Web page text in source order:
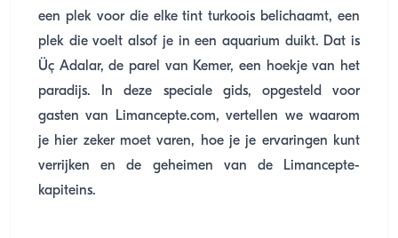
een plek voor die elke tint turkoois belichaamt, een
plek die voelt alsof je in een aquarium duikt. Dat is
Üç Adalar, de parel van Kemer, een hoekje van het
paradijs. In deze speciale gids, opgesteld voor
gasten van Limancepte.com, vertellen we waarom
je hier zeker moet varen, hoe je je ervaringen kunt
verrijken en de geheimen van de Limancepte-
kapiteins.